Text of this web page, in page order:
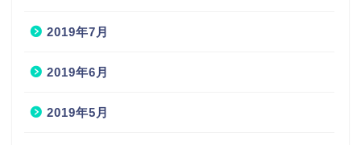
2019年7月
2019年6月
2019年5月